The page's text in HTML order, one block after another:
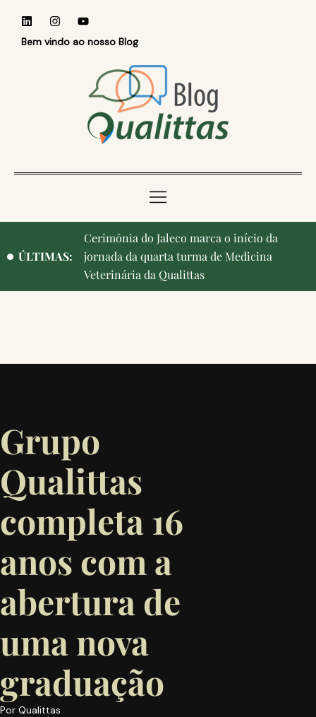
Bem vindo ao nosso Blog
ÚLTIMAS:
Qualittas, Portas Abertas! e aniversário de
Campinas, cidade onde nasceu a instituição,
ganham destaque na imprensa
Grupo
Qualittas
completa 16
anos com a
abertura de
uma nova
graduação
Por Qualittas